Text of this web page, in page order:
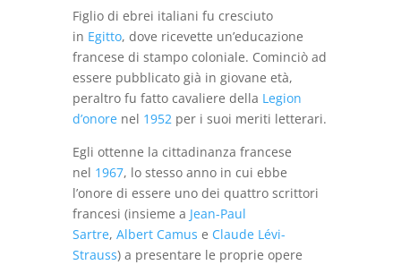
Figlio di ebrei italiani fu cresciuto
in Egitto, dove ricevette un’educazione
francese di stampo coloniale. Cominciò ad
essere pubblicato già in giovane età,
peraltro fu fatto cavaliere della Legion
d’onore nel 1952 per i suoi meriti letterari.
Egli ottenne la cittadinanza francese
nel 1967, lo stesso anno in cui ebbe
l’onore di essere uno dei quattro scrittori
francesi (insieme a Jean-Paul
Sartre, Albert Camus e Claude Lévi-
Strauss) a presentare le proprie opere